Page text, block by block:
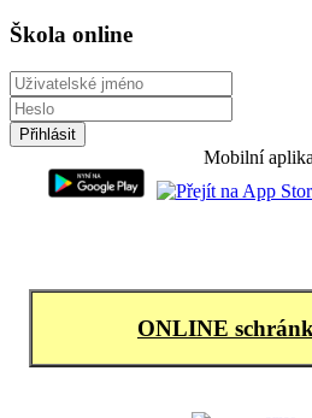
Škola online
Mobilní
ONLINE